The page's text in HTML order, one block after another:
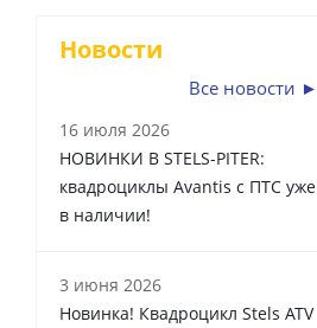
Новости
Все новости ►
16 июля 2026
НОВИНКИ В STELS-PITER:
квадроциклы Avantis с ПТС уже
в наличии!
3 июня 2026
Новинка! Квадроцикл Stels ATV